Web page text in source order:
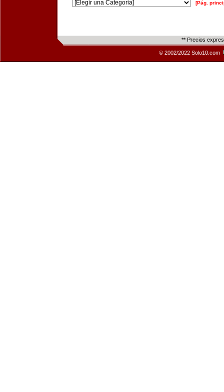
[Pág.
** Precios
© 2002/2022 Solo10.com